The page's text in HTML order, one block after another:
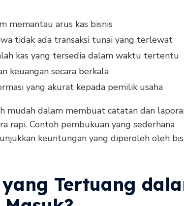
memantau arus kas bisnis
tidak ada transaksi tunai yang terlewat
kas yang tersedia dalam waktu tertentu
keuangan secara berkala
yang akurat kepada pemilik usaha
mudah dalam membuat catatan dan
rapi. Contoh pembukuan yang sederhana
keuntungan yang diperoleh oleh
Tertuang